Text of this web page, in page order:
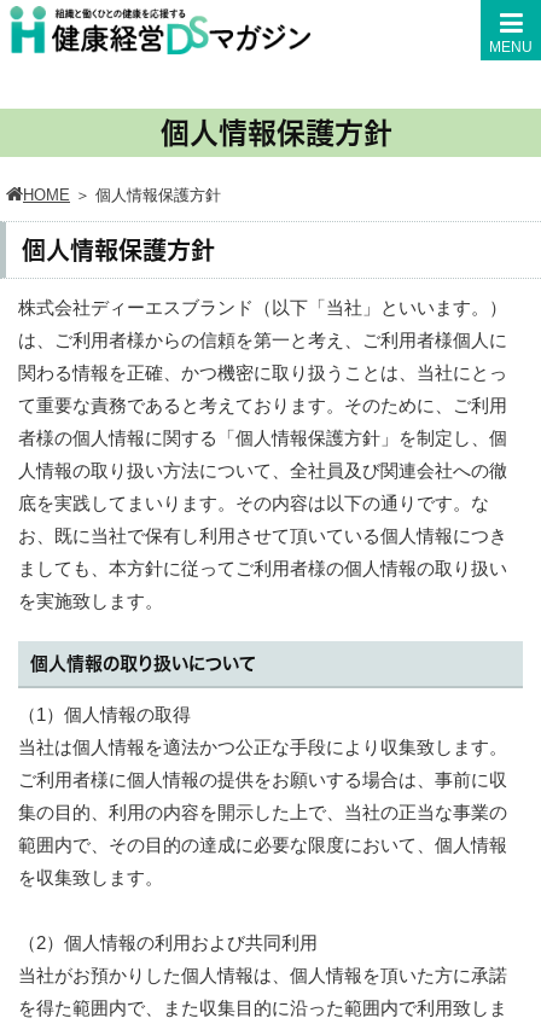
MENU
個人情報保護方針
HOME ＞ 個人情報保護方針
個人情報保護方針
株式会社ディーエスブランド（以下「当社」といいます。）
は、ご利用者様からの信頼を第一と考え、ご利用者様個人に
関わる情報を正確、かつ機密に取り扱うことは、当社にとっ
て重要な責務であると考えております。そのために、ご利用
者様の個人情報に関する「個人情報保護方針」を制定し、個
人情報の取り扱い方法について、全社員及び関連会社への徹
底を実践してまいります。その内容は以下の通りです。な
お、既に当社で保有し利用させて頂いている個人情報につき
ましても、本方針に従ってご利用者様の個人情報の取り扱い
を実施致します。
個人情報の取り扱いについて
（1）個人情報の取得
当社は個人情報を適法かつ公正な手段により収集致します。
ご利用者様に個人情報の提供をお願いする場合は、事前に収
集の目的、利用の内容を開示した上で、当社の正当な事業の
範囲内で、その目的の達成に必要な限度において、個人情報
を収集致します。
（2）個人情報の利用および共同利用
当社がお預かりした個人情報は、個人情報を頂いた方に承諾
を得た範囲内で、また収集目的に沿った範囲内で利用致しま